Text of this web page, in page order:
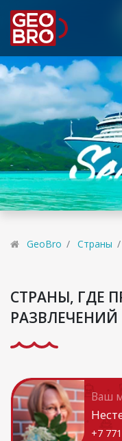
GeoBro Страны
СТРАНЫ, ГДЕ
РАЗВЛЕЧЕНИЙ
Ваш
+7